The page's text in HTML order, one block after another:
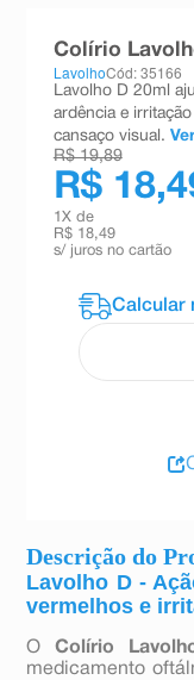
esmalte
10ºabsorvente
Descrição do
Lavolho D -
vermelhos e
OColírio
medicamento
Colírio
LavolhoCód: 35166
Lavolho D 20ml
ardência e
cansaço visual.
R$ 19,89
R$
1 X de
R$ 18,49
s/ juros no cartão